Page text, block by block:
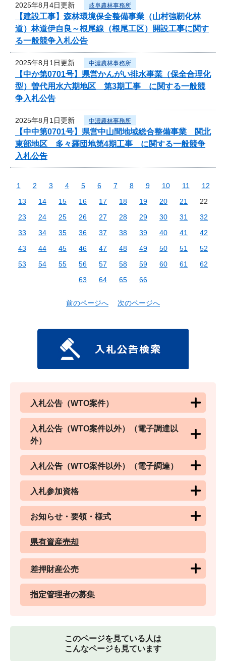
2025年8月4日更新 岐阜農林事務所
【建設工事】森林環境保全整備事業（山村強靭化林
道）林道伊自良～根尾線（根尾工区）開設工事に関す
る一般競争入札公告
2025年8月1日更新 中濃農林事務所
【中か第0701号】県営かんがい排水事業（保全合理化
型）曽代用水六期地区 第3期工事 に関する一般競
争入札公告
2025年8月1日更新 中濃農林事務所
【中中第0701号】県営中山間地域総合整備事業 関北
東部地区 多々羅団地第4期工事 に関する一般競争
入札公告
1 2 3 4 5 6 7 8 9 10 11
12
13
14 15 16 17 18 19 20 21
22
23
24 25 26 27 28 29 30 31
32
33
34 35 36 37 38 39 40 41
42
43
44 45 46 47 48 49 50 51
52
53
54 55 56 57 58 59 60 61
62
63
64 65 66
前のページへ 次のページへ
入札公告（WTO案件）
入札公告（WTO案件以外）（電子調達以
外）
入札公告（WTO案件以外）（電子調達）
入札参加資格
お知らせ・要領・様式
県有資産売却
差押財産公売
指定管理者の募集
このページを見ている人は
こんなページも見ています